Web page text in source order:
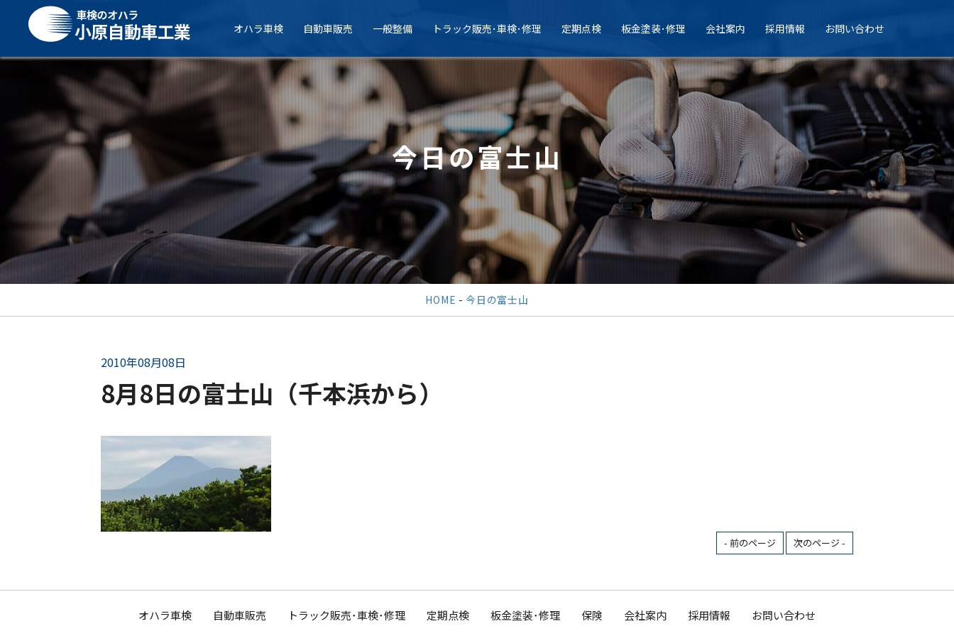
オハラ車検 自動車販売 一般整備 トラック販売･車検･修理 定期点検 板金塗装･修理 会社案内 採用情報 お問い合わせ
今日の富士山
HOME -今日の富士山
2010年08月08日
8月8日の富士山（千本浜から）
- 前のページ 次のページ -
オハラ車検 自動車販売 トラック販売･車検･修理 定期点検 板金塗装･修理 保険 会社案内 採用情報 お問い合わせ